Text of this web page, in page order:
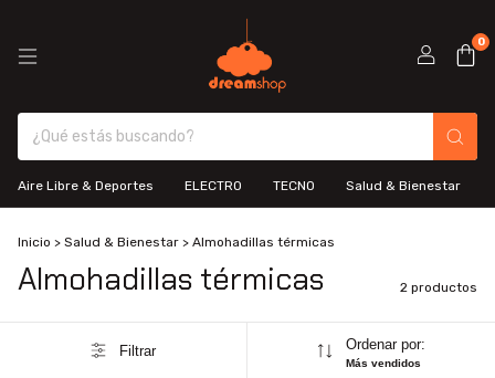
0
Aire Libre & Deportes ELECTRO TECNO Salud & Bienestar
Inicio > Salud & Bienestar > Almohadillas térmicas
Almohadillas térmicas 2 productos
Filtrar Ordenar por:
Más vendidos